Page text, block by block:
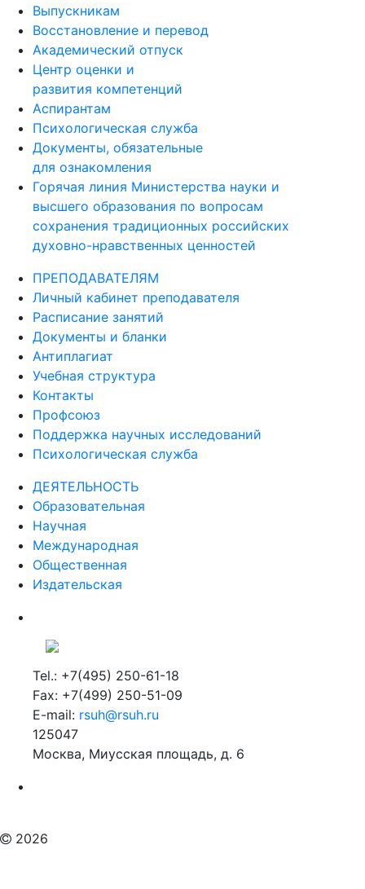
Выпускникам
Восстановление и перевод
Академический отпуск
Центр оценки и
развития компетенций
Аспирантам
Психологическая служба
Документы, обязательные
для ознакомления
Горячая линия Министерства науки и
высшего образования по вопросам
сохранения традиционных российских
духовно-нравственных ценностей
ПРЕПОДАВАТЕЛЯМ
Личный кабинет преподавателя
Расписание занятий
Документы и бланки
Антиплагиат
Учебная структура
Контакты
Профсоюз
Поддержка научных исследований
Психологическая служба
ДЕЯТЕЛЬНОСТЬ
Образовательная
Научная
Международная
Общественная
Издательская
Tel.: +7(495) 250-61-18
Fax: +7(499) 250-51-09
E-mail: rsuh@rsuh.ru
125047
Москва, Миусская площадь, д. 6
2026